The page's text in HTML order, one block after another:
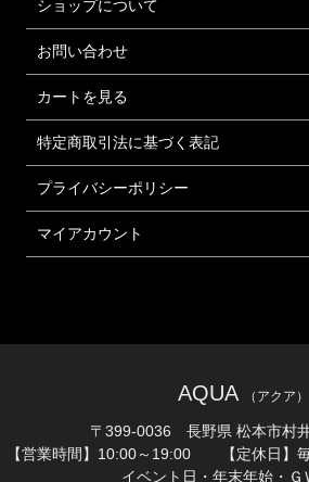
ショップについて
お問い合わせ
カートを見る
特定商取引法に基づく表記
プライバシーポリシー
マイアカウント
AQUA （アクア）
〒399-0036 長野県 松本市村
【営業時間】10:00～19:00 【定休日】毎
イベント日・年末年始・Ｇ